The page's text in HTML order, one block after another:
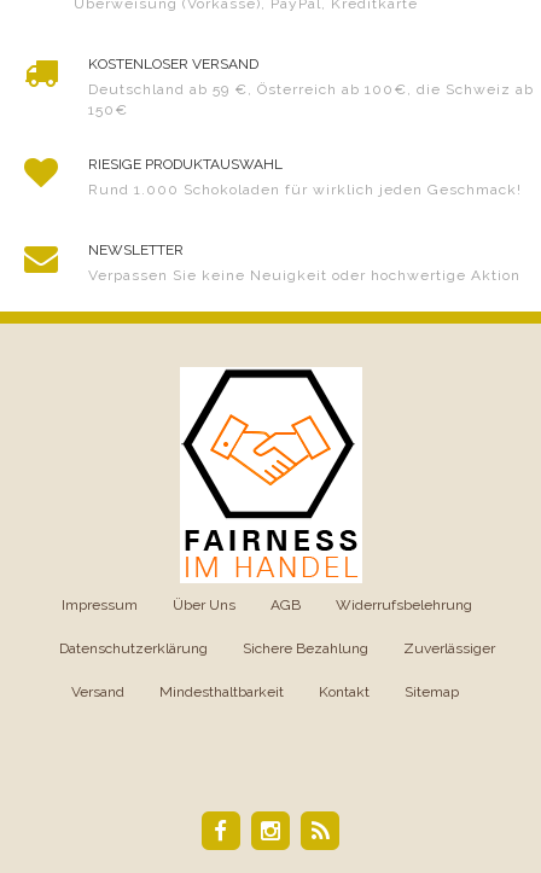
Überweisung (Vorkasse), PayPal, Kreditkarte
KOSTENLOSER VERSAND
Deutschland ab 59 €, Österreich ab 100€, die Schweiz ab
150€
RIESIGE PRODUKTAUSWAHL
Rund 1.000 Schokoladen für wirklich jeden Geschmack!
NEWSLETTER
Verpassen Sie keine Neuigkeit oder hochwertige Aktion
Impressum Über Uns AGB Widerrufsbelehrung
Datenschutzerklärung Sichere Bezahlung Zuverlässiger
Versand Mindesthaltbarkeit Kontakt Sitemap